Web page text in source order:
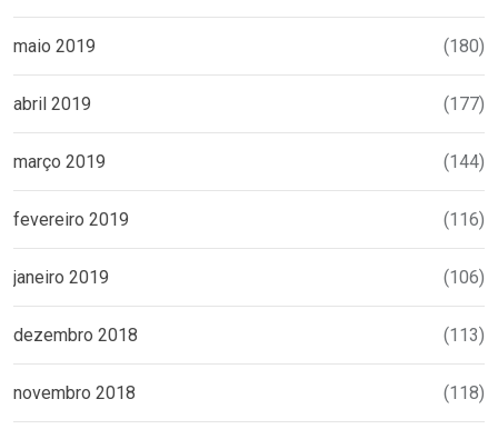
maio 2019 (180)
abril 2019 (177)
março 2019 (144)
fevereiro 2019 (116)
janeiro 2019 (106)
dezembro 2018 (113)
novembro 2018 (118)